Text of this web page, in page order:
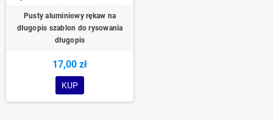
Pusty aluminiowy rękaw na
długopis szablon do rysowania
długopis
17,00 zł
KUP